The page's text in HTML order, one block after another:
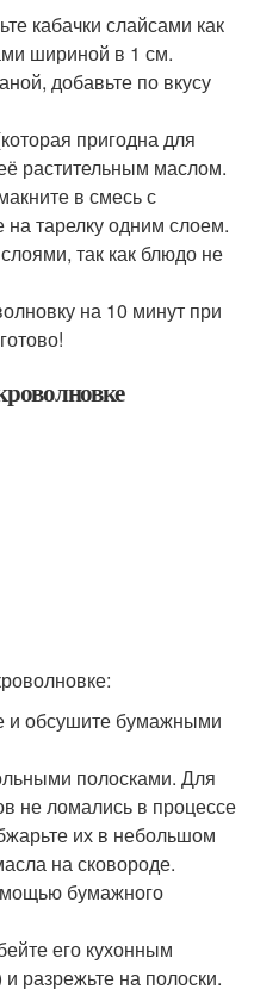
кабачки слайсами как
шириной в 1 см.
добавьте по вкусу
пригодна для
растительным маслом.
в смесь с
тарелку одним слоем.
так как блюдо не
на 10 минут при
и обсушите бумажными
полосками. Для
не ломались в процессе
их в небольшом
на сковороде.
бумажного
его кухонным
разрежьте на полоски.